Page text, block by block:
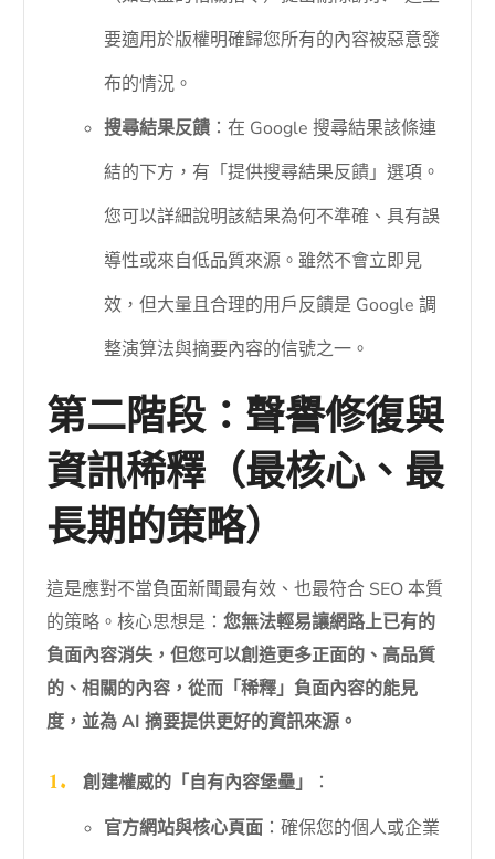
要適用於版權明確歸您所有的內容被惡意發
布的情況。
搜尋結果反饋：在 Google 搜尋結果該條連
結的下方，有「提供搜尋結果反饋」選項。
您可以詳細說明該結果為何不準確、具有誤
導性或來自低品質來源。雖然不會立即見
效，但大量且合理的用戶反饋是 Google 調
整演算法與摘要內容的信號之一。
第二階段：聲譽修復與
資訊稀釋（最核心、最
長期的策略）
這是應對不當負面新聞最有效、也最符合 SEO 本質
的策略。核心思想是：您無法輕易讓網路上已有的
負面內容消失，但您可以創造更多正面的、高品質
的、相關的內容，從而「稀釋」負面內容的能見
度，並為 AI 摘要提供更好的資訊來源。
創建權威的「自有內容堡壘」
：
官方網站與核心頁面：確保您的個人或企業